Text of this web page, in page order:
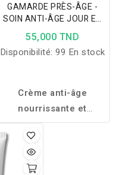
GAMARDE PRÈS-ÂGE -
SOIN ANTI-ÂGE JOUR ET
NUIT 40ML
55,000 TND
Disponibilité: 99 En stock
Crème anti-âge
nourrissante et
revitalisante, enrichie
en huiles naturelles
pour lisser, protéger et
réparer la peau.